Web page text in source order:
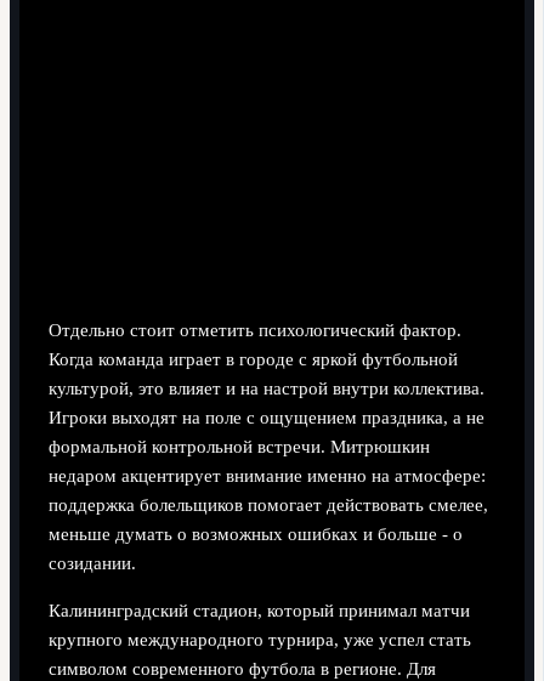
Отдельно стоит отметить психологический фактор.
Когда команда играет в городе с яркой футбольной
культурой, это влияет и на настрой внутри коллектива.
Игроки выходят на поле с ощущением праздника, а не
формальной контрольной встречи. Митрюшкин
недаром акцентирует внимание именно на атмосфере:
поддержка болельщиков помогает действовать смелее,
меньше думать о возможных ошибках и больше - о
созидании.
Калининградский стадион, который принимал матчи
крупного международного турнира, уже успел стать
символом современного футбола в регионе. Для